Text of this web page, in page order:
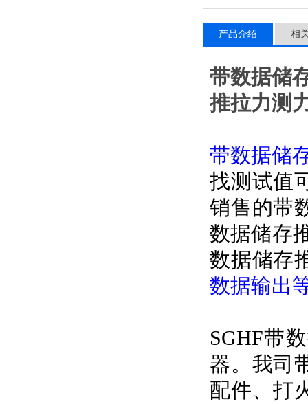
产品介绍 相
带数据储
推拉力测
带数据储
找测试值
销售的带
数据储存
数据储存
数据输出
SGHF带
器。我司
配件、打